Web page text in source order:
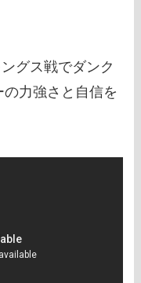
グス戦でダンク
力強さと自信を